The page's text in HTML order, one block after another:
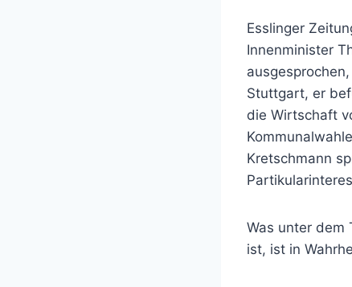
Esslinger
Innenminister
Stuttgart, er
die Wirtschaft
Kretschmann
Was unter dem
ist, ist in